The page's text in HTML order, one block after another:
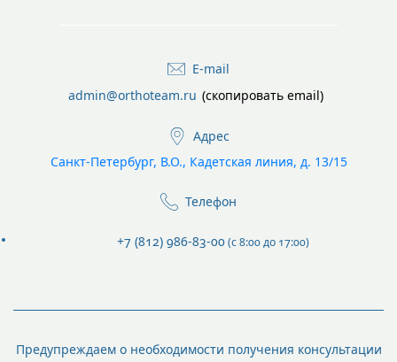
E-mail
admin@orthoteam.ru (скопировать email)
Адрес
Санкт-Петербург, В.О., Кадетская линия, д. 13/15
Телефон
+7 (812) 986-83-00(с 8:00 до 17:00)
Предупреждаем о необходимости получения консультации